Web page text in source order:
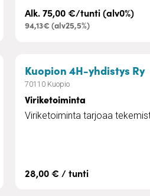
Alk. 75,00 €/tunti (alv0%)
94,13€ (alv25,5%)
Kuopion 4H-yhdistys Ry
70110 Kuopio
Viriketoiminta
Viriketoiminta tarjoaa
28,00 € / tunti